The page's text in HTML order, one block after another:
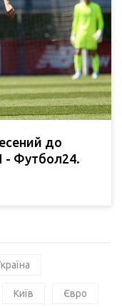
до
- Футбол24.
Київ Євро